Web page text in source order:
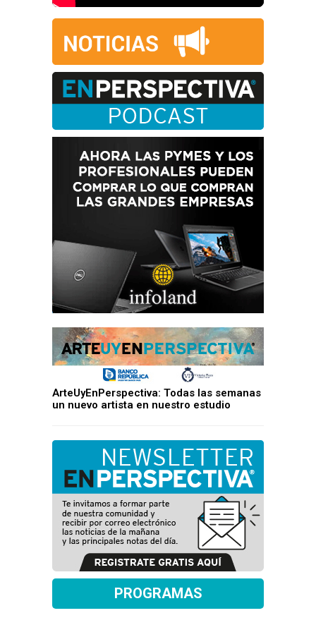
ArteUyEnPerspectiva: Todas las semanas
un nuevo artista en nuestro estudio
PROGRAMAS